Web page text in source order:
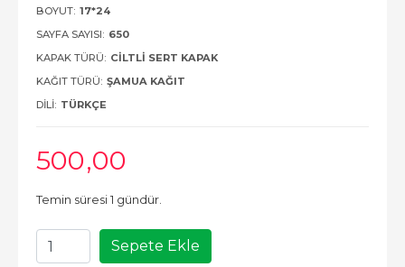
BOYUT: 17*24
SAYFA SAYISI: 650
KAPAK TÜRÜ: CILTLI SERT KAPAK
KAĞIT TÜRÜ: ŞAMUA KAĞIT
DILI: TÜRKÇE
500,00
Temin süresi 1 gündür.
Sepete Ekle